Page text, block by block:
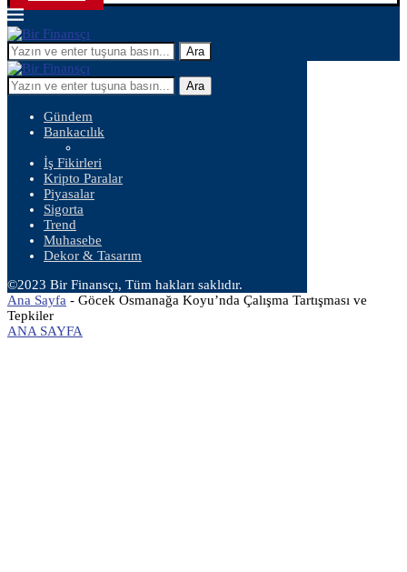
Ara
Ara
Gündem
Bankacılık
İş Fikirleri
Kripto Paralar
Piyasalar
Sigorta
Trend
Muhasebe
Dekor & Tasarım
©2023 Bir Finansçı, Tüm hakları saklıdır.
Ana Sayfa - Göcek Osmanağa Koyu’nda Çalışma Tartışması ve
Tepkiler
ANA SAYFA